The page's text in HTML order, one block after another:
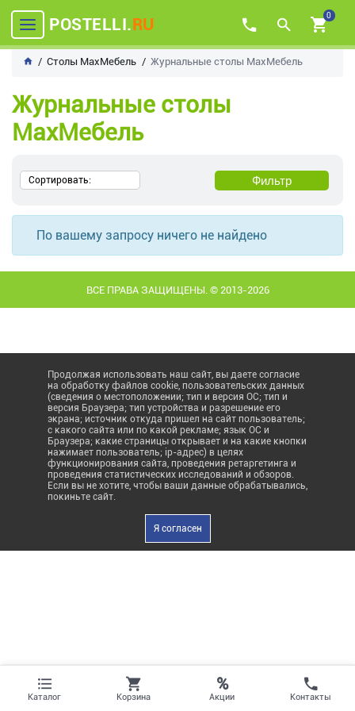
POSTELLI.RU 0
Столы MaxМебель Журнальные столы MaxМебель
Журнальные столы
MaxМебель
Сортировать: Фильтр
По вашему запросу ничего не найдено
ВСЕ ПРАВА ЗАЩИЩЕНЫ. © 2013-2026
Продолжая использовать наш сайт, вы даете согласие
на обработку файлов cookie, пользовательских данных
(сведения о местоположении; тип и версия ОС; тип и
версия Браузера; тип устройства и разрешение его
экрана; источник откуда пришел на сайт пользователь;
с какого сайта или по какой рекламе; язык ОС и
Браузера; какие страницы открывает и на какие кнопки
нажимает пользователь; ip-адрес) в целях
функционирования сайта, проведения ретаргетинга и
проведения статистических исследований и обзоров.
Если вы не хотите, чтобы ваши данные обрабатывались,
покиньте сайт.
Я согласен
Каталог Корзина
%
Акции Контакты